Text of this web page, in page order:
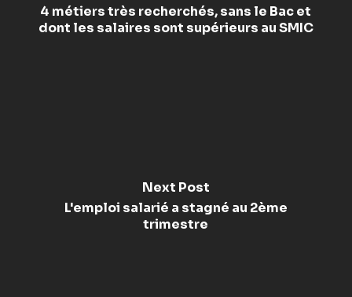
4 métiers très recherchés, sans le Bac et
dont les salaires sont supérieurs au SMIC
Next Post
L'emploi salarié a stagné au 2ème
trimestre